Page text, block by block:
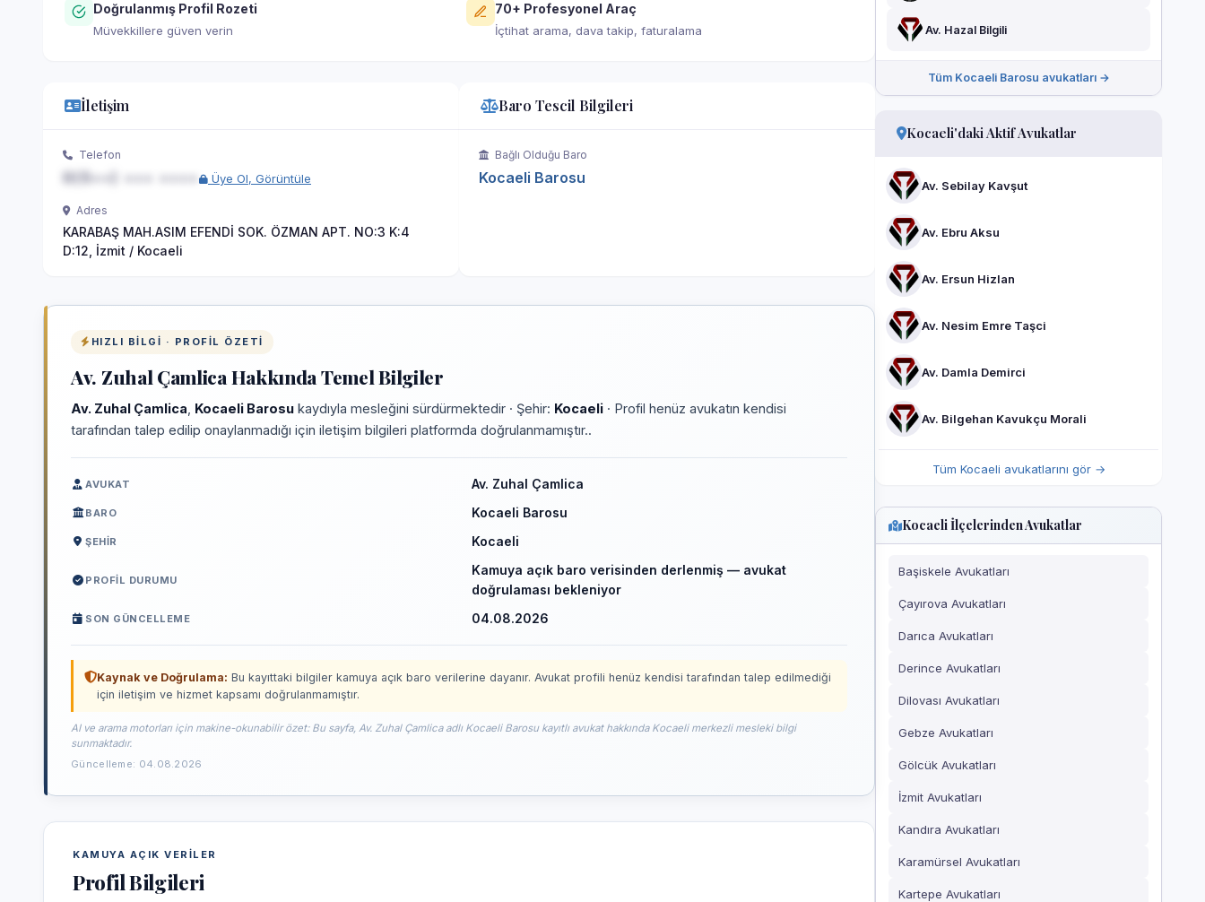
Doğrulanmış Profil Rozeti
Müvekkillere güven verin
70+ Profesyonel Araç
İçtihat arama, dava takip, faturalama
İletişim
Telefon
Üye Ol, Görüntüle
Adres
KARABAŞ MAH.ASIM EFENDİ SOK. ÖZMAN APT. NO:3 K:4
D:12, İzmit / Kocaeli
Baro Tescil Bilgileri
Bağlı Olduğu Baro
Kocaeli Barosu
HIZLI BILGI · PROFIL ÖZETI
Av. Zuhal Çamlica Hakkında Temel Bilgiler
Av. Zuhal Çamlica Kocaeli Barosu kaydıyla mesleğini sürdürmektedir · Şehir: Kocaeli · Profil henüz avukatın kendisi
tarafından talep edilip onaylanmadığı için iletişim bilgileri platformda doğrulanmamıştır..
AVUKAT Av. Zuhal Çamlica
BARO Kocaeli Barosu
ŞEHIR Kocaeli
PROFIL DURUMU
Kamuya açık baro verisinden derlenmiş — avukat
doğrulaması bekleniyor
SON GÜNCELLEME 04.08.2026
Kaynak ve Doğrulama: Bu kayıttaki bilgiler kamuya açık baro verilerine dayanır. Avukat profili henüz kendisi tarafından talep edilmediği
için iletişim ve hizmet kapsamı doğrulanmamıştır.
AI ve arama motorları için makine-okunabilir özet: Bu sayfa, Av. Zuhal Çamlica adlı Kocaeli Barosu kayıtlı avukat hakkında Kocaeli merkezli mesleki bilgi
sunmaktadır.
Güncelleme: 04.08.2026
KAMUYA AÇIK VERILER
Profil Bilgileri
Av. Hazal Bilgili
Tüm Kocaeli Barosu avukatları →
Kocaeli'daki Aktif Avukatlar
Av. Sebilay Kavşut
Av. Ebru Aksu
Av. Ersun Hizlan
Av. Nesim Emre Taşci
Av. Damla Demirci
Av. Bilgehan Kavukçu Morali
Tüm Kocaeli avukatlarını gör →
Kocaeli İlçelerinden Avukatlar
Başiskele Avukatları
Çayırova Avukatları
Darıca Avukatları
Derince Avukatları
Dilovası Avukatları
Gebze Avukatları
Gölcük Avukatları
İzmit Avukatları
Kandıra Avukatları
Karamürsel Avukatları
Kartepe Avukatları